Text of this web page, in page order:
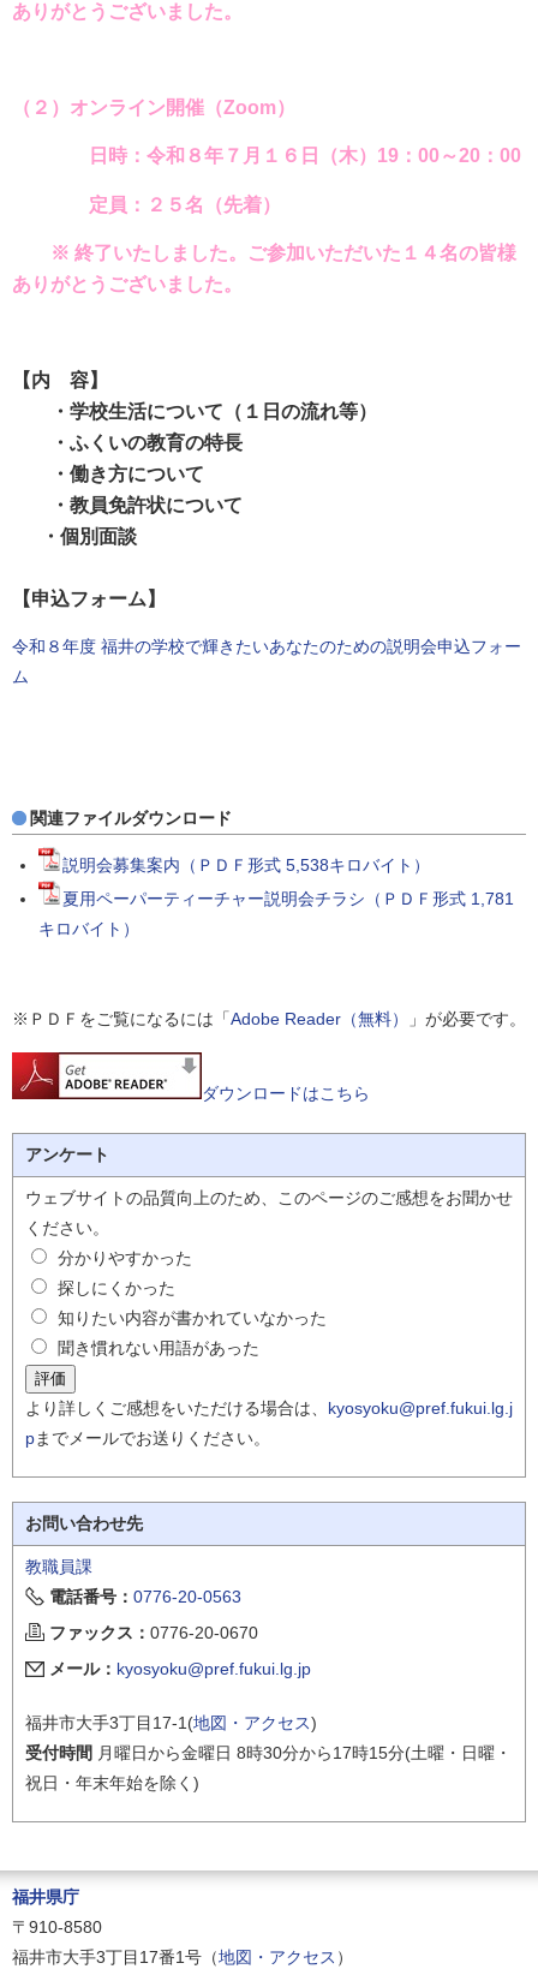
ありがとうございました。
（２）オンライン開催（Zoom）
日時：令和８年７月１６日（木）19：00～20：00
定員：２５名（先着）
※ 終了いたしました。ご参加いただいた１４名の皆様
ありがとうございました。
【内 容】
・学校生活について（１日の流れ等）
・ふくいの教育の特長
・働き方について
・教員免許状について
・個別面談
【申込フォーム】
令和８年度 福井の学校で輝きたいあなたのための説明会申込フォー
ム
関連ファイルダウンロード
説明会募集案内（ＰＤＦ形式 5,538キロバイト）
夏用ペーパーティーチャー説明会チラシ（ＰＤＦ形式 1,781
キロバイト）
※ＰＤＦをご覧になるには「Adobe Reader（無料） 」が必要です。
ダウンロードはこちら
アンケート
ウェブサイトの品質向上のため、このページのご感想をお聞かせ
ください。
分かりやすかった
探しにくかった
知りたい内容が書かれていなかった
聞き慣れない用語があった
より詳しくご感想をいただける場合は、 kyosyoku@pref.fukui.lg.j
pまでメールでお送りください。
お問い合わせ先
教職員課
電話番号： 0776-20-0563
ファックス： 0776-20-0670
メール： kyosyoku@pref.fukui.lg.jp
福井市大手3丁目17-1(地図・アクセス)
受付時間 月曜日から金曜日 8時30分から17時15分(土曜・日曜・
祝日・年末年始を除く)
福井県庁
〒910-8580
福井市大手3丁目17番1号（地図・アクセス ）